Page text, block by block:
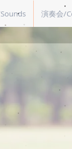
演奏会/